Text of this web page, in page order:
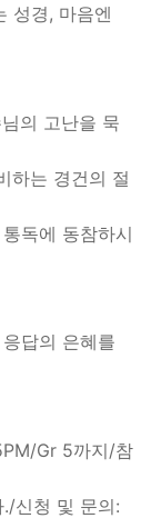
성경, 마음엔
의 고난을 묵
하는 경건의 절
독에 동참하시
답의 은혜를
Gr 5까지/참
신청 및 문의: